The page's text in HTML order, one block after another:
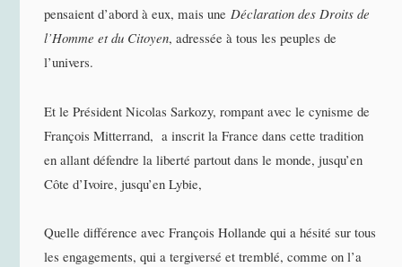
pensaient d’abord à eux, mais uneDéclaration des Droits de
l’Homme et du Citoyen, adressée à tous les peuples de
l’univers.
Et le Président Nicolas Sarkozy, rompant avec le cynisme de
François Mitterrand, a inscrit la France dans cette tradition
en allant défendre la liberté partout dans le monde, jusqu’en
Côte d’Ivoire, jusqu’en Lybie,
Quelle différence avec François Hollande qui a hésité sur tous
les engagements, qui a tergiversé et tremblé, comme on l’a